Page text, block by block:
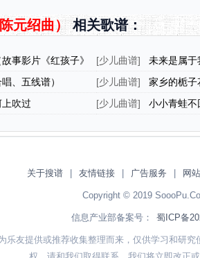
元绍曲）相关歌谱：
事影片《红孩子》
[少儿曲谱]
未来是属于
曲、领唱+合唱）
、五线谱） [少儿曲谱] 家乡的栀子
吹过 [少儿曲谱] 小小青蛙不
关于搜谱 友情链接 广告服务 网
Copyright © 2019
信息产业部备案号： 蜀ICP备
乐友提供或推荐收集整理而来，仅供学习和研